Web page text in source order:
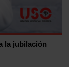
la jubilación